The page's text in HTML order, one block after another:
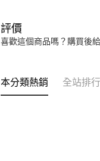
評價
喜歡這個商品嗎？購買後
本分類熱銷 全站排行